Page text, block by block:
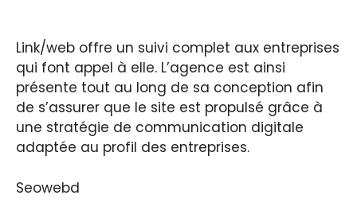
Link/web offre un suivi complet aux entreprises
qui font appel à elle. L’agence est ainsi
présente tout au long de sa conception afin
de s’assurer que le site est propulsé grâce à
une stratégie de communication digitale
adaptée au profil des entreprises.
Seowebd